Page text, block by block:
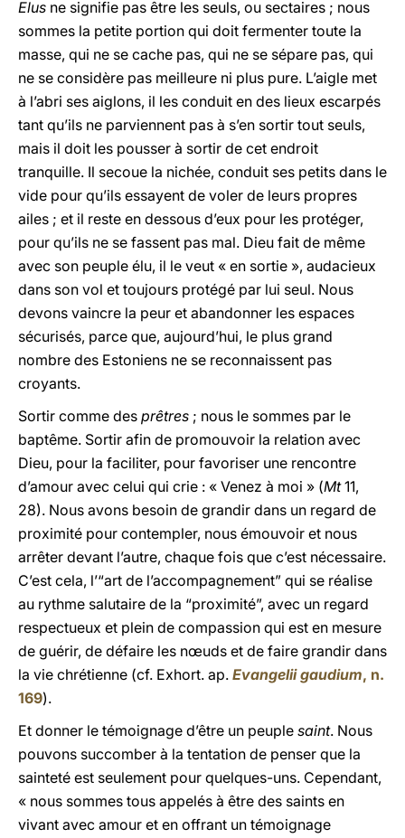
Elus ne signifie pas être les seuls, ou sectaires ; nous
sommes la petite portion qui doit fermenter toute la
masse, qui ne se cache pas, qui ne se sépare pas, qui
ne se considère pas meilleure ni plus pure. L’aigle met
à l’abri ses aiglons, il les conduit en des lieux escarpés
tant qu’ils ne parviennent pas à s’en sortir tout seuls,
mais il doit les pousser à sortir de cet endroit
tranquille. Il secoue la nichée, conduit ses petits dans le
vide pour qu’ils essayent de voler de leurs propres
ailes ; et il reste en dessous d’eux pour les protéger,
pour qu’ils ne se fassent pas mal. Dieu fait de même
avec son peuple élu, il le veut « en sortie », audacieux
dans son vol et toujours protégé par lui seul. Nous
devons vaincre la peur et abandonner les espaces
sécurisés, parce que, aujourd’hui, le plus grand
nombre des Estoniens ne se reconnaissent pas
croyants.
Sortir comme des prêtres ; nous le sommes par le
baptême. Sortir afin de promouvoir la relation avec
Dieu, pour la faciliter, pour favoriser une rencontre
d’amour avec celui qui crie : « Venez à moi » (Mt11,
28). Nous avons besoin de grandir dans un regard de
proximité pour contempler, nous émouvoir et nous
arrêter devant l’autre, chaque fois que c’est nécessaire.
C’est cela, l’“art de l’accompagnement” qui se réalise
au rythme salutaire de la “proximité”, avec un regard
respectueux et plein de compassion qui est en mesure
de guérir, de défaire les nœuds et de faire grandir dans
la vie chrétienne (cf. Exhort. ap. Evangelii gaudium, n.
169).
Et donner le témoignage d’être un peuple saint. Nous
pouvons succomber à la tentation de penser que la
sainteté est seulement pour quelques-uns. Cependant,
« nous sommes tous appelés à être des saints en
vivant avec amour et en offrant un témoignage